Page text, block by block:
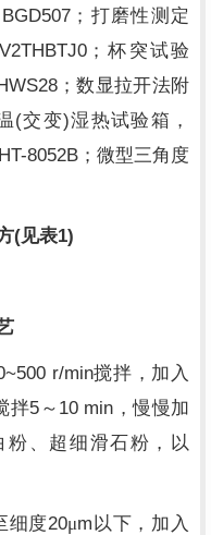
BGD507 ；打磨性测定
；杯突试验
；数显拉开法附
(交变)湿热试验箱，
HT-8052B；微型三角度
(见表1)
r/min搅拌，加入
拌5 ～ 10 min ，慢慢加
粉、超细滑石粉，以
细度20μm以下，加入